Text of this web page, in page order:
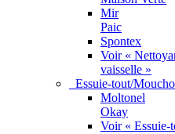
Mir
Paic
Spontex
Voir «
vaisselle »
Essuie-tout/
Moltonel
Okay
Voir « Essuie-